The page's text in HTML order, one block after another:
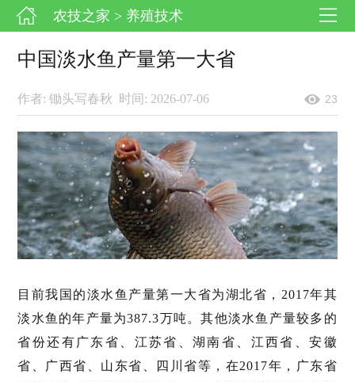
农技之家 > 养殖技术
中国淡水鱼产量第一大省
作者: 锄头写春秋 时间: 2026-07-06 23
目前我国的淡水鱼产量第一大省为湖北省，2017年其
淡水鱼的年产量为387.3万吨。其他淡水鱼产量较多的
省份还有广东省、江苏省、湖南省、江西省、安徽
省、广西省、山东省、四川省等，在2017年，广东省